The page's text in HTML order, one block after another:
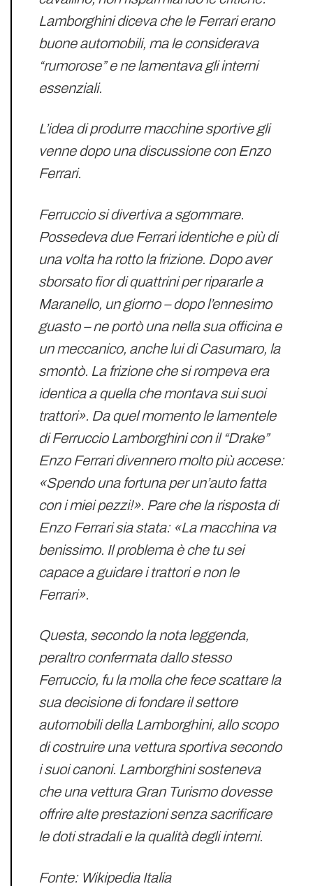
Lamborghini diceva che le Ferrari erano
buone automobili, ma le considerava
“rumorose” e ne lamentava gli interni
essenziali.
L’idea di produrre macchine sportive gli
venne dopo una discussione con Enzo
Ferrari.
Ferruccio si divertiva a sgommare.
Possedeva due Ferrari identiche e più di
una volta ha rotto la frizione. Dopo aver
sborsato fior di quattrini per ripararle a
Maranello, un giorno – dopo l’ennesimo
guasto – ne portò una nella sua officina e
un meccanico, anche lui di Casumaro, la
smontò. La frizione che si rompeva era
identica a quella che montava sui suoi
trattori». Da quel momento le lamentele
di Ferruccio Lamborghini con il “Drake”
Enzo Ferrari divennero molto più accese:
«Spendo una fortuna per un’auto fatta
con i miei pezzi!». Pare che la risposta di
Enzo Ferrari sia stata: «La macchina va
benissimo. Il problema è che tu sei
capace a guidare i trattori e non le
Ferrari».
Questa, secondo la nota leggenda,
peraltro confermata dallo stesso
Ferruccio, fu la molla che fece scattare la
sua decisione di fondare il settore
automobili della Lamborghini, allo scopo
di costruire una vettura sportiva secondo
i suoi canoni. Lamborghini sosteneva
che una vettura Gran Turismo dovesse
offrire alte prestazioni senza sacrificare
le doti stradali e la qualità degli interni.
Fonte: Wikipedia Italia